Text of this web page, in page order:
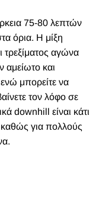
75-80 λεπτών
όρια. Η μίξη
τρεξίματος αγώνα
αμείωτο και
μπορείτε να
τον λόφο σε
downhill είναι κάτι
καθώς για πολλούς